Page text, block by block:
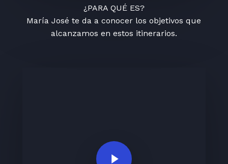
¿PARA QUÉ ES?
María José te da a conocer los objetivos que
alcanzamos en estos itinerarios.
Play Video